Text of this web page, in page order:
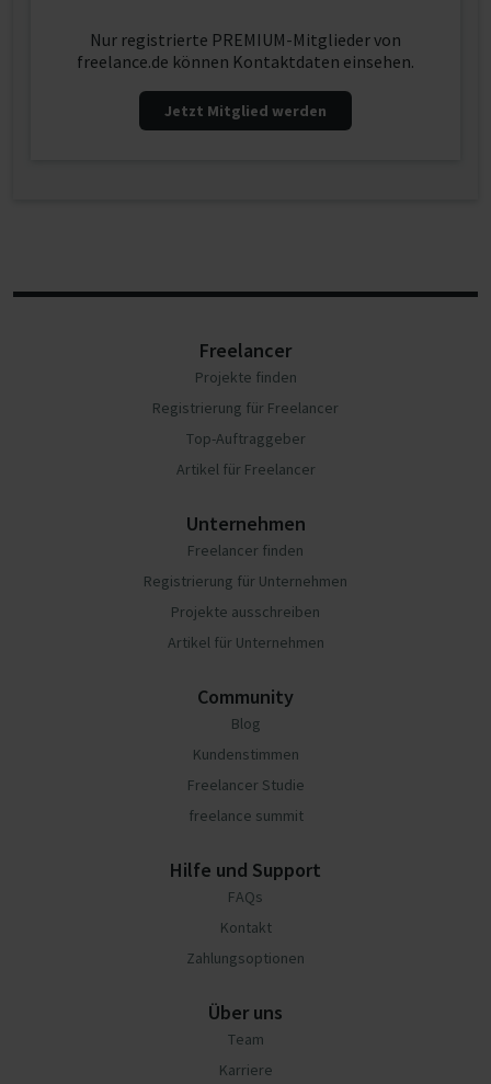
Nur registrierte PREMIUM-Mitglieder von
freelance.de können Kontaktdaten einsehen.
Jetzt Mitglied werden
Freelancer
Projekte finden
Registrierung für Freelancer
Top-Auftraggeber
Artikel für Freelancer
Unternehmen
Freelancer finden
Registrierung für Unternehmen
Projekte ausschreiben
Artikel für Unternehmen
Community
Blog
Kundenstimmen
Freelancer Studie
freelance summit
Hilfe und Support
FAQs
Kontakt
Zahlungsoptionen
Über uns
Team
Karriere